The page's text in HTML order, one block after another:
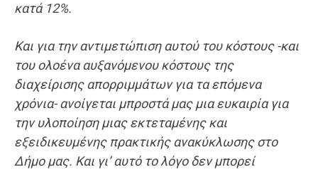
κατά 12%.
Και για την αντιμετώπιση αυτού του κόστους -και
του ολοένα αυξανόμενου κόστους της
διαχείρισης απορριμμάτων για τα επόμενα
χρόνια- ανοίγεται μπροστά μας μια ευκαιρία για
την υλοποίηση μιας εκτεταμένης και
εξειδικευμένης πρακτικής ανακύκλωσης στο
Δήμο μας. Και γι’ αυτό το λόγο δεν μπορεί